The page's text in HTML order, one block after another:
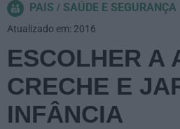
PAIS SAÚDE E SEGURANÇA
ESCOLHER A
CRECHE E
INFÂNCIA
Atualizado em: 2016